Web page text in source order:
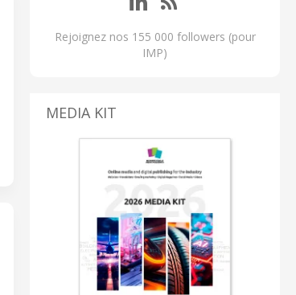
Rejoignez nos 155 000 followers (pour
IMP)
MEDIA KIT